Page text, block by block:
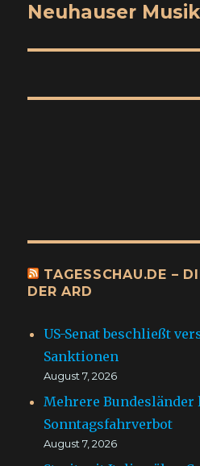
Nächster
Neuhauser
TAGESSCHAU.DE –
DER ARD
US-Senat beschließt
Sanktionen
August 7, 2026
Mehrere
Sonntagsfahrverbot
August 7, 2026